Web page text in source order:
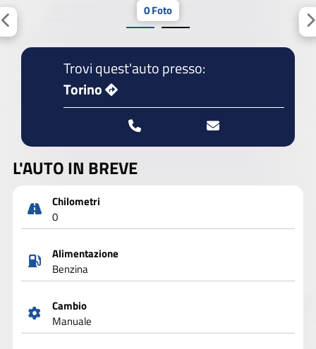
0 Foto
Trovi quest'auto presso:
Torino
L'AUTO IN BREVE
Chilometri
0
Alimentazione
Benzina
Cambio
Manuale